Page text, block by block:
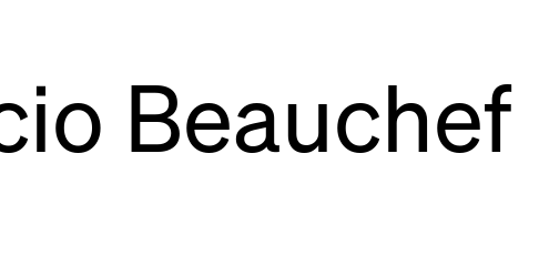
Beauchef